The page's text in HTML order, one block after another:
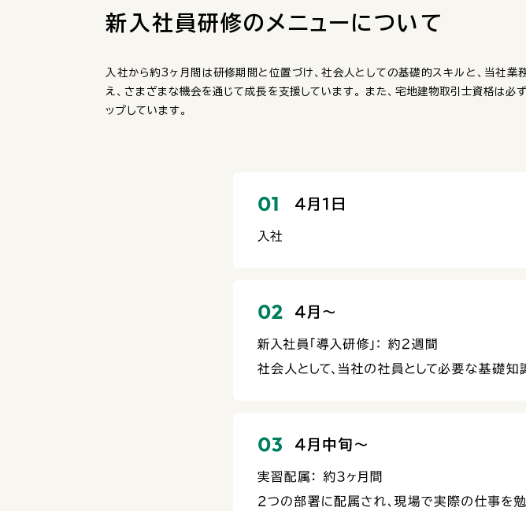
新入社員研修の メニューについて
入社から約3ヶ月間は研修期間と位置づけ、社会人としての基礎的スキルと、当社
え、さまざまな機会を通じて成長を支援しています。 また、宅地建物取引士資格は
ップしています。